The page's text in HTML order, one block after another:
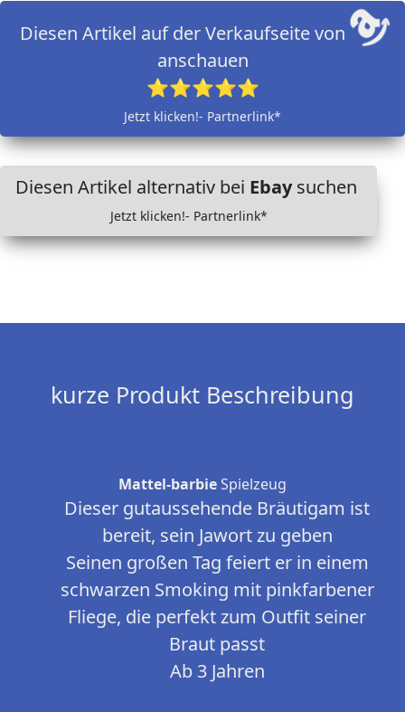
Diesen Artikel auf der Verkaufseite von
anschauen
⭐⭐⭐⭐⭐
Jetzt klicken!- Partnerlink*
Diesen Artikel alternativ bei Ebaysuchen
Jetzt klicken!- Partnerlink*
kurze Produkt Beschreibung
Mattel-barbieSpielzeug
Dieser gutaussehende Bräutigam ist
bereit, sein Jawort zu geben
Seinen großen Tag feiert er in einem
schwarzen Smoking mit pinkfarbener
Fliege, die perfekt zum Outfit seiner
Braut passt
Ab 3 Jahren